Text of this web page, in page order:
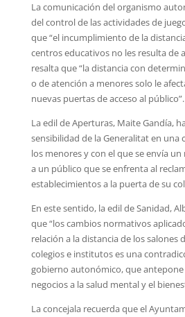
La comunicación del organismo
del control de las actividades de
que “el incumplimiento de la
centros educativos no les resulta de
resalta que “la distancia con
o de atención a menores solo le
nuevas puertas de acceso al público”.
La edil de Aperturas, Maite Gandía,
sensibilidad de la Generalitat en una
los menores y con el que se envía
a un público que se enfrenta al
establecimientos a la puerta de su
En este sentido, la edil de Sanidad,
que “los cambios normativos
relación a la distancia de los salones
colegios e institutos es una
gobierno autonómico, que
negocios a la salud mental y el
La concejala recuerda que el